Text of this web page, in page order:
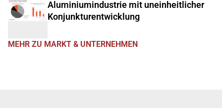
Aluminiumindustrie mit uneinheitlicher
Konjunkturentwicklung
MEHR ZU MARKT & UNTERNEHMEN